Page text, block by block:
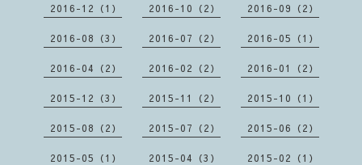
2016-12（1） 2016-10（2） 2016-09（2）
2016-08（3） 2016-07（2） 2016-05（1）
2016-04（2） 2016-02（2） 2016-01（2）
2015-12（3） 2015-11（2） 2015-10（1）
2015-08（2） 2015-07（2） 2015-06（2）
2015-05（1） 2015-04（3） 2015-02（1）